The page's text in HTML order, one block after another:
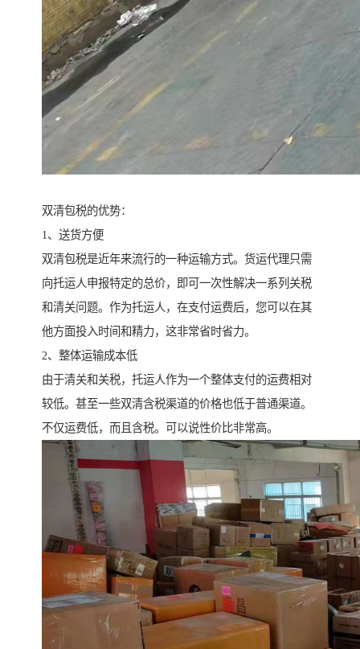
双清包税的优势：
1、送货方便
双清包税是近年来流行的一种运输方式。货运代理只需
向托运人申报特定的总价，即可一次性解决一系列关税
和清关问题。作为托运人，在支付运费后，您可以在其
他方面投入时间和精力，这非常省时省力。
2、整体运输成本低
由于清关和关税，托运人作为一个整体支付的运费相对
较低。甚至一些双清含税渠道的价格也低于普通渠道。
不仅运费低，而且含税。可以说性价比非常高。